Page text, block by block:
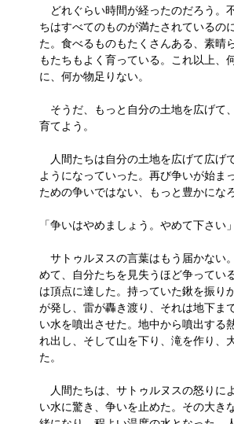
どれぐらい時間が経ったのだろう。
ちはすべてのものが満たされているの
た。食べるものもたくさんある、素晴
もたちもよく育っている。これ以上、
に、何か物足りない。
そうだ、もっと自分の土地を広げて
育てよう。
人間たちは自分の土地を広げて広げ
ようになっていった。再び争いが始ま
ための争いではない、もっと豊かにな
「争いはやめましょう。やめて下さい
サトゥルヌスの言葉はもう届かない
めて、自分たちを見失うほど争ってい
は頂点に達した。持っていた鍬を振り
が発し、雷が轟き渡り、それは地下ま
い水を噴出させた。地中から噴出する
れ出し、そして山を下り、滝を作り、
た。
人間たちは、サトゥルヌスの怒りに
い水に驚き、争いを止めた。その大き